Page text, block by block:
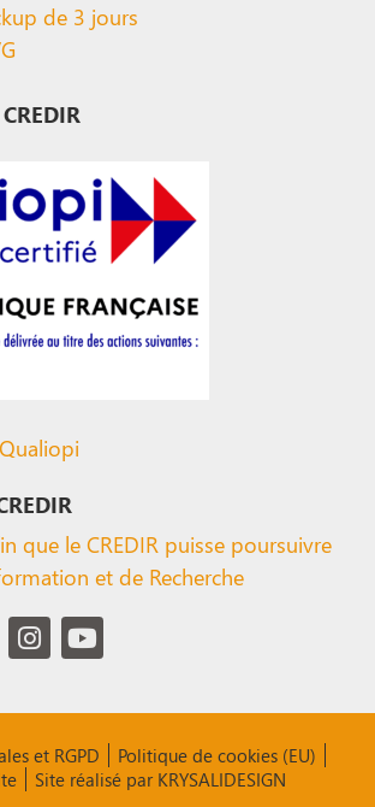
de 3 jours
que le CREDIR puisse poursuivre
et de Recherche
et RGPD
Politique de cookies (EU)
Site réalisé par KRYSALIDESIGN